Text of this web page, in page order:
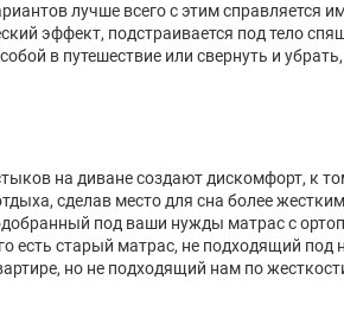
лучше всего с этим справляется
эффект, подстраивается под тело
в путешествие или свернуть и
на диване создают дискомфорт, к
сделав место для сна более
под ваши нужды матрас с
есть старый матрас, не подходящий
но не подходящий нам по